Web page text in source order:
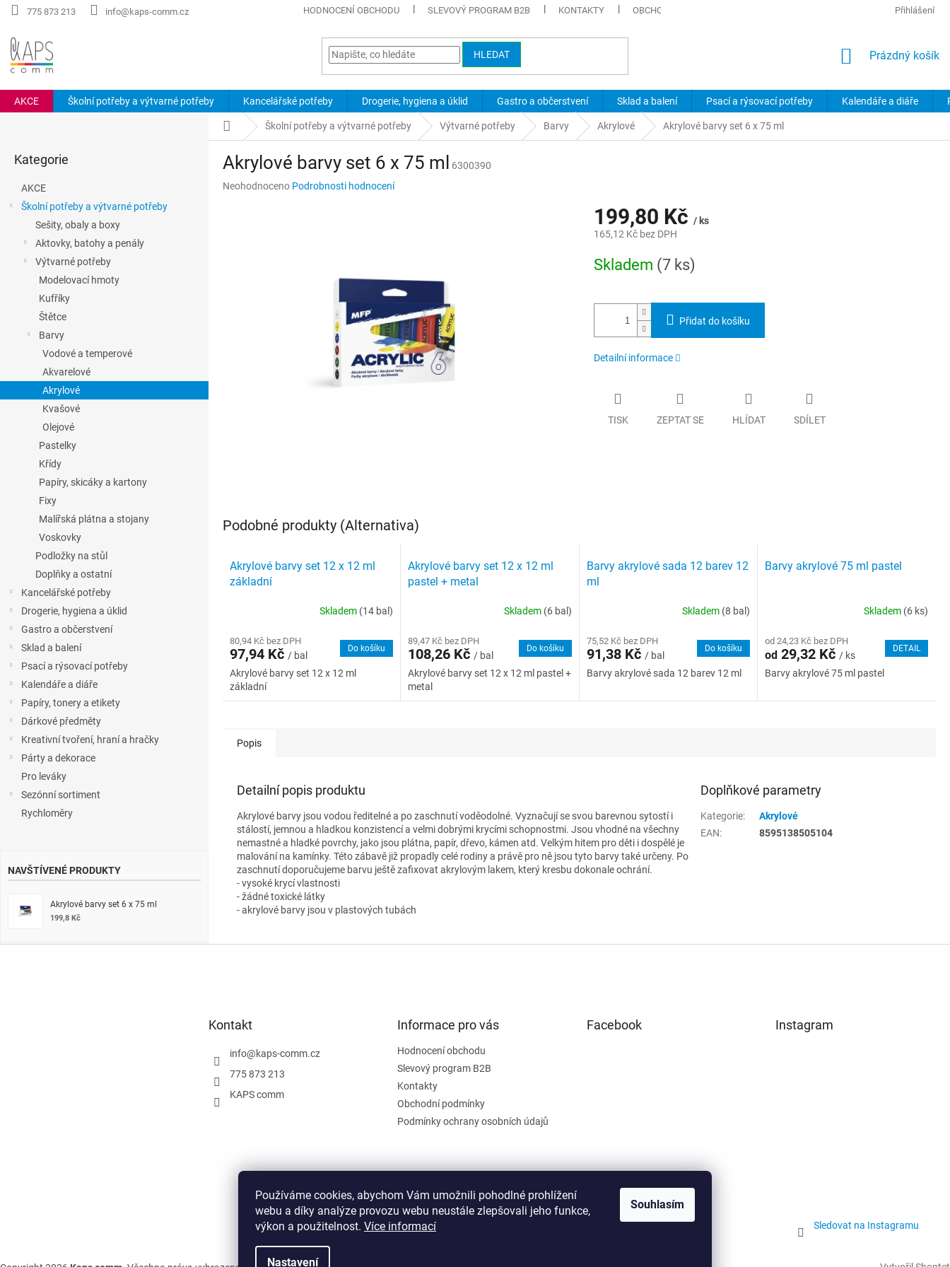
Používáme cookies, abychom Vám umožnili pohodlné prohlížení
webu a díky analýze provozu webu neustále zlepšovali jeho funkce,
výkon a použitelnost. Více informací
Nastavení
Souhlasím
Přejít
775 873 213 info@kaps-comm.cz HODNOCENÍ OBCHODU SLEVOVÝ PROGRAM B2B KONTAKTY OBCHODNÍ PODMÍNKY PODMÍNKY OCHRANY OSOBNÍCH ÚDAJŮ
Přihlášení
HLEDAT
NÁKUPNÍ
Prázdný košík
AKCE Školní potřeby a výtvarné potřeby Kancelářské potřeby Drogerie, hygiena a úklid Gastro a občerstvení Sklad a balení Psací a rýsovací potřeby Kalendáře a diáře
kategorie
Kategorie
AKCE
Školní potřeby a výtvarné potřeby
Sešity, obaly a boxy
Aktovky, batohy a penály
Výtvarné potřeby
Modelovací hmoty
Kufříky
Štětce
Barvy
Vodové a temperové
Akvarelové
Akrylové
Kvašové
Olejové
Pastelky
Křídy
Papíry, skicáky a kartony
Fixy
Malířská plátna a stojany
Voskovky
Podložky na stůl
Doplňky a ostatní
Kancelářské potřeby
Drogerie, hygiena a úklid
Gastro a občerstvení
Sklad a balení
Psací a rýsovací potřeby
Kalendáře a diáře
Papíry, tonery a etikety
Dárkové předměty
Kreativní tvoření, hraní a hračky
Párty a dekorace
Pro leváky
Sezónní sortiment
Rychloměry
NAVŠTÍVENÉ PRODUKTY
Akrylové barvy set 6 x 75 ml
199,8 Kč
Domů Školní potřeby a výtvarné potřeby Výtvarné potřeby Barvy Akrylové Akrylové barvy set 6 x 75 ml
Akrylové barvy set 6 x 75 ml
6300390
Průměrné
Neohodnoceno Podrobnosti hodnocení
199,80 Kč / ks
165,12 Kč bez DPH
cena:
Skladem (7 ks)
Přidat do košíku
Detailní informace
TISK ZEPTAT SE HLÍDAT SDÍLET
Podobné produkty (Alternativa)
Akrylové barvy set 12 x 12 ml
základní
Skladem (14 bal)
80,94 Kč bez DPH
97,94 Kč / bal
Do košíku
Akrylové barvy set 12 x 12 ml
základní
Akrylové barvy set 12 x 12 ml
pastel + metal
Skladem (6 bal)
89,47 Kč bez DPH
108,26 Kč/ bal
Do košíku
Akrylové barvy set 12 x 12 ml pastel +
metal
Barvy akrylové sada 12 barev 12
ml
Skladem (8 bal)
75,52 Kč bez DPH
91,38 Kč / bal
Do košíku
Barvy akrylové sada 12 barev 12 ml
Barvy akrylové 75 ml pastel
Skladem (6 ks)
od 24,23 Kč bez DPH
od29,32 Kč / ks
DETAIL
Barvy akrylové 75 ml pastel
Popis
Detailní popis produktu
Akrylové barvy jsou vodou ředitelné a po zaschnutí voděodolné. Vyznačují se svou barevnou sytostí i
stálostí, jemnou a hladkou konzistencí a velmi dobrými krycími schopnostmi. Jsou vhodné na všechny
nemastné a hladké povrchy, jako jsou plátna, papír, dřevo, kámen atd. Velkým hitem pro děti i dospělé je
malování na kamínky. Této zábavě již propadly celé rodiny a právě pro ně jsou tyto barvy také určeny. Po
zaschnutí doporučujeme barvu ještě zafixovat akrylovým lakem, který kresbu dokonale ochrání.
- vysoké krycí vlastnosti
- žádné toxické látky
- akrylové barvy jsou v plastových tubách
Doplňkové parametry
Kategorie:
Akrylové
EAN: 8595138505104
Kontakt
info@kaps-comm.cz
775 873 213
KAPS comm
Informace pro vás
Hodnocení obchodu
Slevový program B2B
Kontakty
Obchodní podmínky
Podmínky ochrany osobních údajů
Facebook Instagram
Sledovat na Instagramu